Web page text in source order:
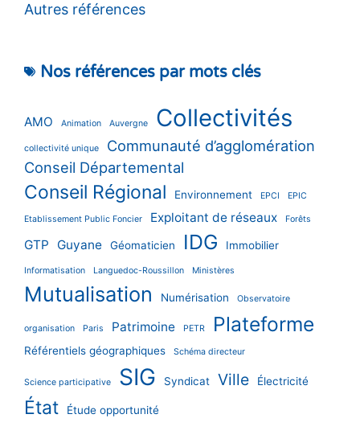
Autres références
Nos références par mots clés
AMO Animation Auvergne Collectivités
collectivité unique
Communauté d’agglomération
Conseil Départemental
Conseil Régional Environnement EPCI EPIC
Etablissement Public Foncier Exploitant de réseaux Forêts
GTP Guyane Géomaticien IDG Immobilier
Informatisation Languedoc-Roussillon Ministères
Mutualisation Numérisation Observatoire
organisation Paris Patrimoine PETR Plateforme
Référentiels géographiques Schéma directeur
Science participative SIG Syndicat Ville Électricité
État Étude opportunité